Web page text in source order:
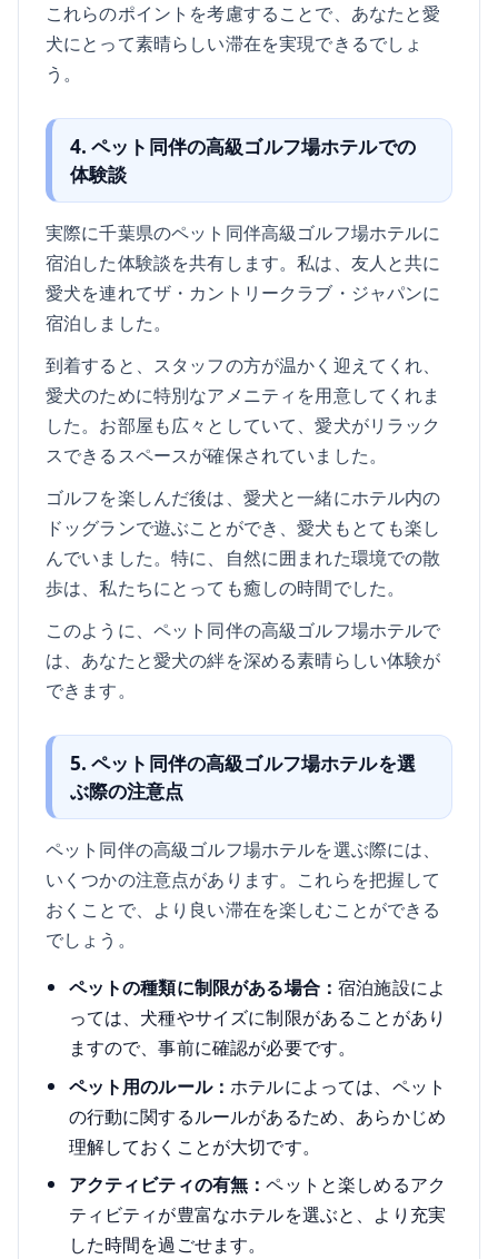
これらのポイントを考慮することで、あなたと愛
犬にとって素晴らしい滞在を実現できるでしょ
う。
4. ペット同伴の高級ゴルフ場ホテルでの
体験談
実際に千葉県のペット同伴高級ゴルフ場ホテルに
宿泊した体験談を共有します。私は、友人と共に
愛犬を連れてザ・カントリークラブ・ジャパンに
宿泊しました。
到着すると、スタッフの方が温かく迎えてくれ、
愛犬のために特別なアメニティを用意してくれま
した。お部屋も広々としていて、愛犬がリラック
スできるスペースが確保されていました。
ゴルフを楽しんだ後は、愛犬と一緒にホテル内の
ドッグランで遊ぶことができ、愛犬もとても楽し
んでいました。特に、自然に囲まれた環境での散
歩は、私たちにとっても癒しの時間でした。
このように、ペット同伴の高級ゴルフ場ホテルで
は、あなたと愛犬の絆を深める素晴らしい体験が
できます。
5. ペット同伴の高級ゴルフ場ホテルを選
ぶ際の注意点
ペット同伴の高級ゴルフ場ホテルを選ぶ際には、
いくつかの注意点があります。これらを把握して
おくことで、より良い滞在を楽しむことができる
でしょう。
ペットの種類に制限がある場合：宿泊施設によ
っては、犬種やサイズに制限があることがあり
ますので、事前に確認が必要です。
ペット用のルール：ホテルによっては、ペット
の行動に関するルールがあるため、あらかじめ
理解しておくことが大切です。
アクティビティの有無：ペットと楽しめるアク
ティビティが豊富なホテルを選ぶと、より充実
した時間を過ごせます。